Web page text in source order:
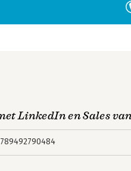
LinkedIn en Sales